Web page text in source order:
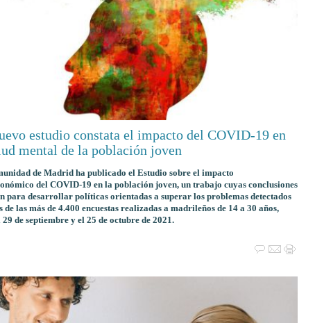
estudio constata el impacto del COVID-19 en
mental de la población joven
de Madrid ha publicado el Estudio sobre el impacto
del COVID-19 en la población joven, un trabajo cuyas conclusiones
para desarrollar políticas orientadas a superar los problemas detectados
de las más de 4.400 encuestas realizadas a madrileños de 14 a 30 años,
29 de septiembre y el 25 de octubre de 2021.